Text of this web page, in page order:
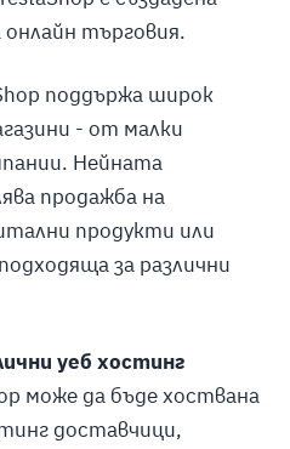
онлайн търговия.
поддържа широк
- от малки
Нейната
продажба на
продукти или
за различни
уеб хостинг
може да бъде хоствана
доставчици,